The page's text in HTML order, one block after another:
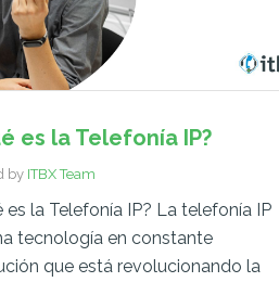
es la Telefonía IP?
by ITBX Team
es la Telefonía IP? La telefonía IP
tecnología en constante
que está revolucionando la